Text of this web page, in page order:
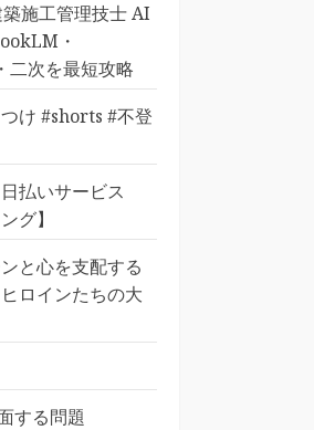
築施工管理技士 AI
・
二次を最短攻略
け #shorts #不登
払いサービス
グ】
と心を支配する
ロインたちの大
する問題